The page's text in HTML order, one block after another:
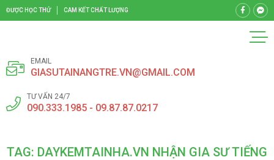
ĐƯỢC HỌC THỬ CAM KẾT CHẤT LƯỢNG
EMAIL
GIASUTAINANGTRE.VN@GMAIL.COM
TƯ VẤN 24/7
090.333.1985 - 09.87.87.0217
TAG: DAYKEMTAINHA.VN NHẬN GIA SƯ TIẾNG